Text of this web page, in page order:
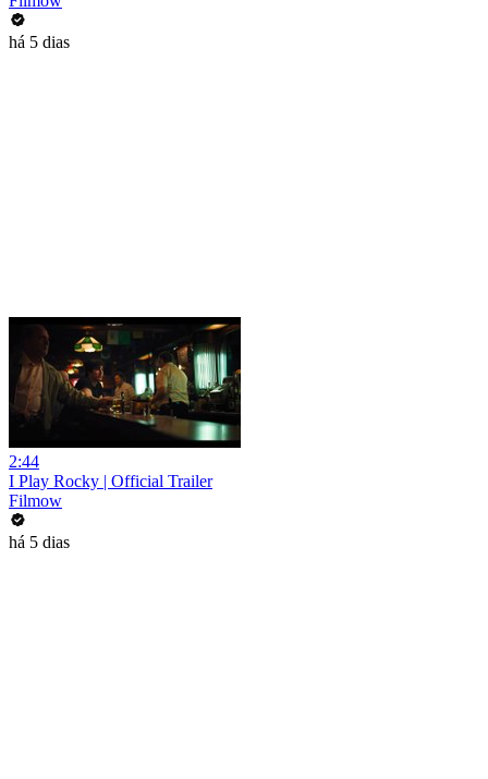
há 5 dias
2:44
I Play Rocky | Official Trailer
Filmow
há 5 dias